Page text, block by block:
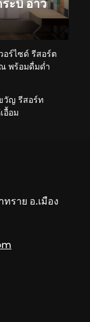
อร์ไซด์ รีสอร์ต
พร้อมดื่มด่ำ
วัญ รีสอร์ท
อื้อม
ราย อ.เมือง